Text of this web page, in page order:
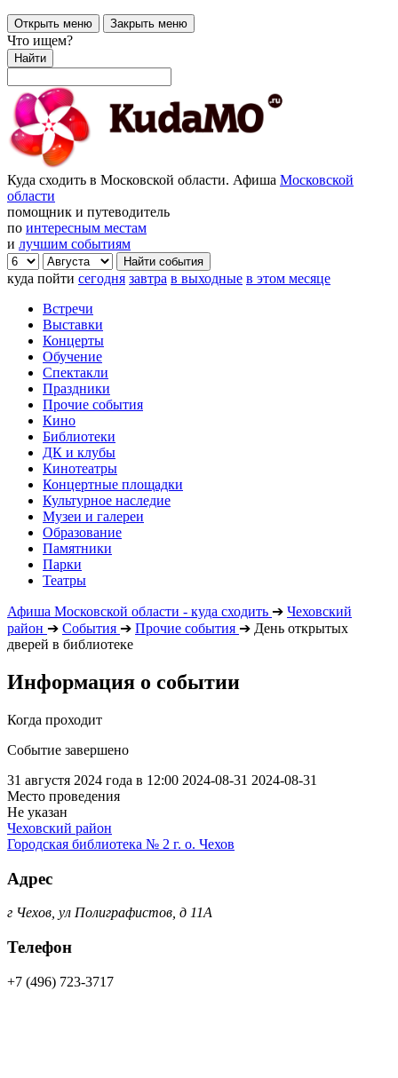
Открыть меню Закрыть меню
Что ищем?
Найти
Куда сходить в Московской области. Афиша Московской
области
помощник и путеводитель
по интересным местам
и лучшим событиям
куда пойти сегодня завтра в выходные в этом месяце
Встречи
Выставки
Концерты
Обучение
Спектакли
Праздники
Прочие события
Кино
Библиотеки
ДК и клубы
Кинотеатры
Концертные площадки
Культурное наследие
Музеи и галереи
Образование
Памятники
Парки
Театры
Афиша Московской области - куда сходить ➔ Чеховский
район ➔ События ➔ Прочие события ➔ День открытых
дверей в библиотеке
Информация о событии
Когда проходит
Событие завершено
31 августя 2024 года в 12:00 2024-08-31 2024-08-31
Место проведения
Не указан
Чеховский район
Городская библиотека № 2 г. о. Чехов
Адрес
г Чехов, ул Полиграфистов, д 11А
Телефон
+7 (496) 723-3717